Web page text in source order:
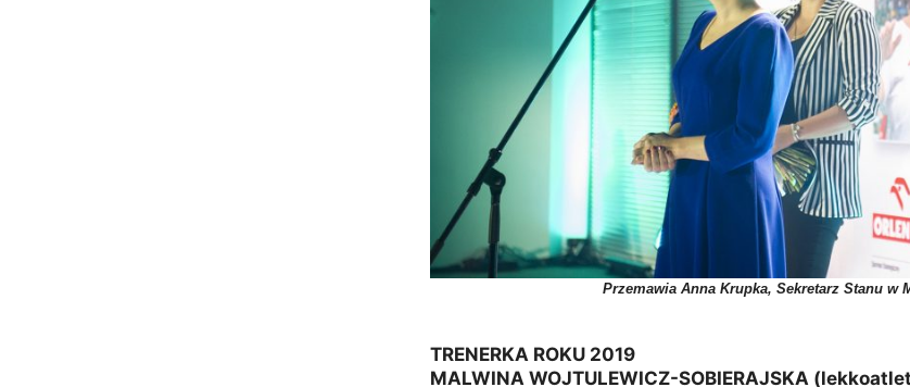
Przemawia Anna Krupka, Sekretarz Stanu
TRENERKA ROKU 2019
MALWINA WOJTULEWICZ-SOBIERAJSKA